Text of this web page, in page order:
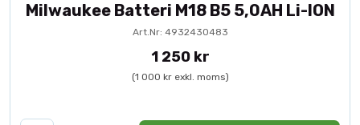
Milwaukee Batteri M18 B5 5,0AH Li-ION
Art.Nr: 4932430483
1 250 kr
(1 000 kr exkl. moms)